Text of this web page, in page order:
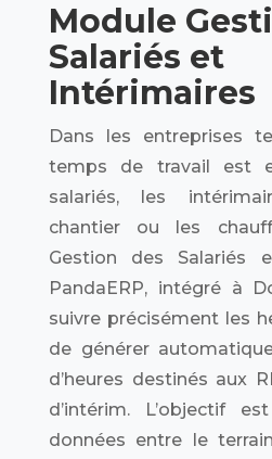
Module
Salariés et
Intérimaires
Dans les entreprises
temps de travail est
salariés, les
chantier ou les
Gestion des Salariés
PandaERP, intégré à
suivre précisément les
de générer
d’heures destinés aux
d’intérim. L’objectif
données entre le